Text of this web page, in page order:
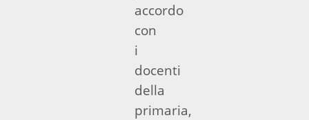
accordo
con
i
docenti
della
primaria,